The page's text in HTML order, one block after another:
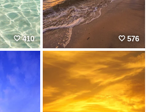
410 576